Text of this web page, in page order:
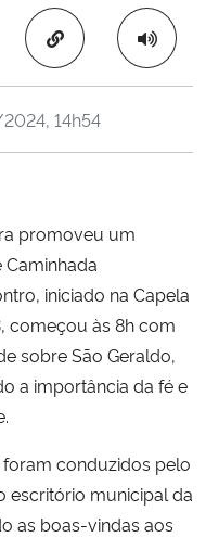
Comunicações
Copiar para área
14h54
promoveu um
iniciado na Capela
começou às 8h com
sobre São Geraldo,
a importância da fé e
conduzidos pelo
escritório municipal da
as boas-vindas aos